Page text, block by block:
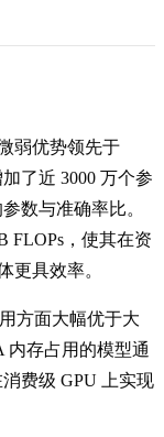
弱优势领先于
了近 3000 万个参
数与准确率比。
FLOPs，使其在资
更具效率。
方面大幅优于大
内存占用的模型通
费级 GPU 上实现